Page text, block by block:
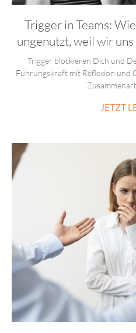
Trigger in Teams:
ungenutzt, weil wir
Trigger blockieren Dich und
Führungskraft mit Reflexion und
JETZT